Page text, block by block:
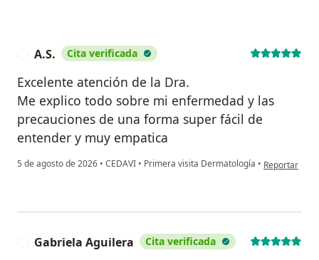
A.S. Cita verificada
Excelente atención de la Dra.
Me explico todo sobre mi enfermedad y las
precauciones de una forma super fácil de
entender y muy empatica
5 de agosto de 2026 • CEDAVI • Primera visita Dermatología • en opinión
Reportar
Gabriela Aguilera Cita verificada